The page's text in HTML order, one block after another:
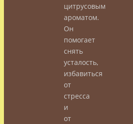
цитрусовым
ароматом.
Он
помогает
снять
усталость,
избавиться
от
стресса
и
от